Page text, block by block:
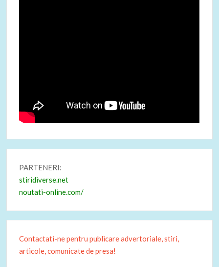
PARTENERI:
stiridiverse.net
noutati-online.com/
Contactati-ne pentru publicare advertoriale, stiri,
articole, comunicate de presa!